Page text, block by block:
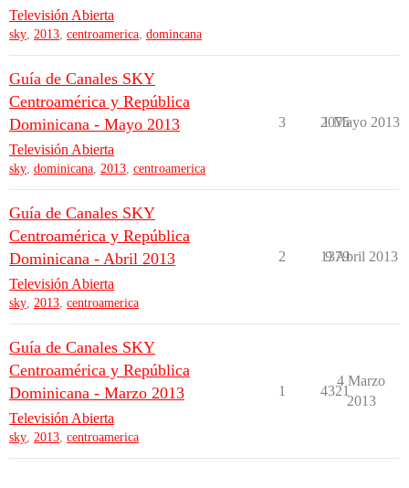
Televisión Abierta
sky, 2013, centroamerica, domincana
Guía de Canales SKY
Centroamérica y República
Dominicana - Mayo 2013
Televisión Abierta
sky, dominicana, 2013, centroamerica
3 2075
1 Mayo 2013
Guía de Canales SKY
Centroamérica y República
Dominicana - Abril 2013
Televisión Abierta
sky, 2013, centroamerica
2 1379
9 Abril 2013
Guía de Canales SKY
Centroamérica y República
Dominicana - Marzo 2013
Televisión Abierta
sky, 2013, centroamerica
1 4321
4 Marzo
2013